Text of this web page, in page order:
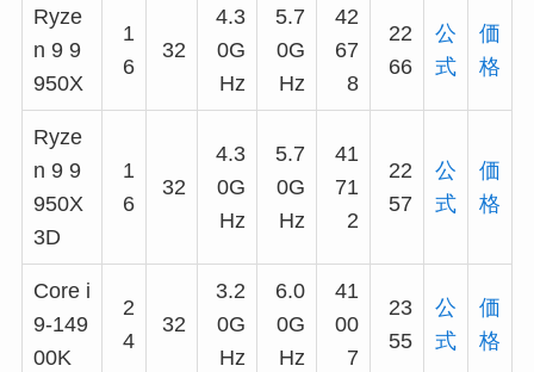
Ryze
n 9 9
950X
1
6
32
4.3
0G
Hz
5.7
0G
Hz
42
67
8
22
66
公
式
価
格
Ryze
n 9 9
950X
3D
1
6
32
4.3
0G
Hz
5.7
0G
Hz
41
71
2
22
57
公
式
価
格
Core i
9-149
00K
2
4
32
3.2
0G
Hz
6.0
0G
Hz
41
00
7
23
55
公
式
価
格